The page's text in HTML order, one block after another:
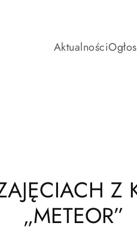
Aktualności
Z
„METEOR”